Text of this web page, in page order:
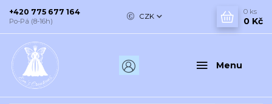
Menu
CZK
+420 775 677 164
Po-Pá (8-16h)
0 ks
0 Kč